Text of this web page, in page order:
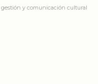
gestión y comunicación cultural